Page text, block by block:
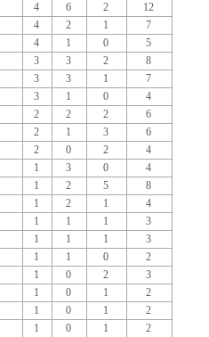
4 6 2
12
4 2 1
7
4 1 0
5
3 3 2
8
3 3 1
7
3 1 0
4
2 2 2
6
2 1 3
6
2 0 2
4
1 3 0
4
1 2 5
8
1 2 1
4
1 1 1
3
1 1 1
3
1 1 0
2
1 0 2
3
1 0 1
2
1 0 1
2
1 0 1
2